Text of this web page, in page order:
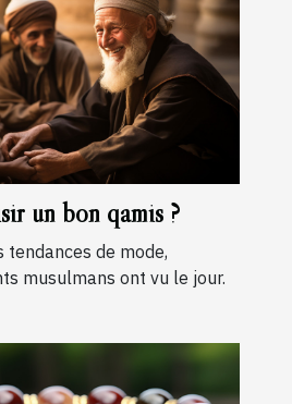
un bon qamis ?
de mode,
musulmans ont vu le jour.